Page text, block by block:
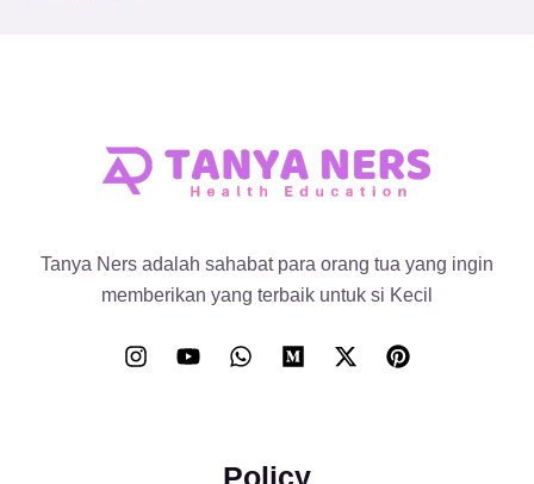
Tanya Ners adalah sahabat para orang tua yang ingin
memberikan yang terbaik untuk si Kecil
Policy